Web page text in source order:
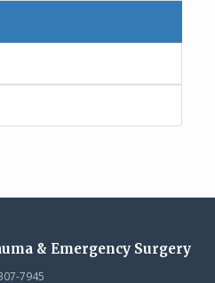
& Emergency Surgery
7945